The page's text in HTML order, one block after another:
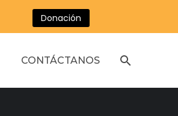
Donación
CONTÁCTANOS